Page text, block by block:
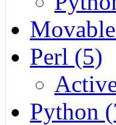
Perl (5)
Python